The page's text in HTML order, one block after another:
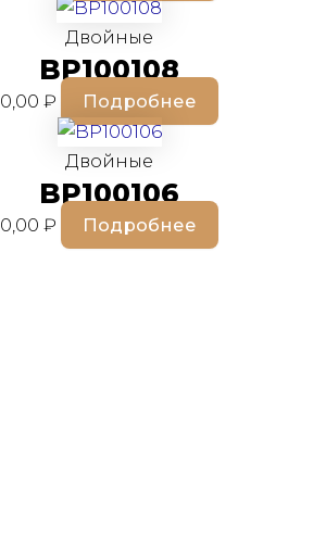
Двойные
BP100108
0,00₽ Подробнее
Двойные
BP100106
0,00₽ Подробнее